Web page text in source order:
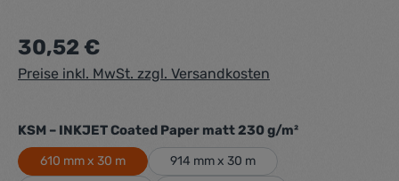
Regulärer Preis:
30,52 €
Preise inkl. MwSt. zzgl. Versandkosten
KSM – INKJET Coated Paper matt 230 g/m²auswählen
610 mm x 30 m
914 mm x 30 m